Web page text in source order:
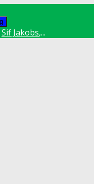
Sif Jakobs,...